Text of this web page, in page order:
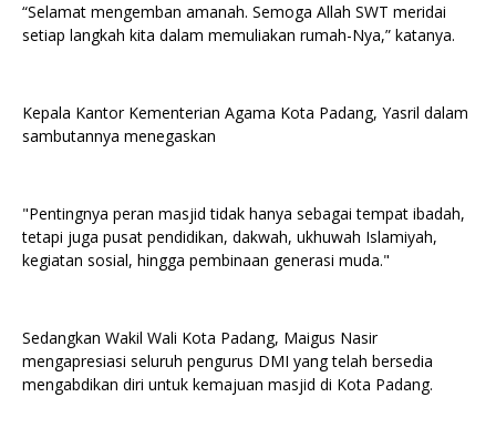
“Selamat mengemban amanah. Semoga Allah SWT meridai
setiap langkah kita dalam memuliakan rumah-Nya,” katanya.
Kepala Kantor Kementerian Agama Kota Padang, Yasril dalam
sambutannya menegaskan
"Pentingnya peran masjid tidak hanya sebagai tempat ibadah,
tetapi juga pusat pendidikan, dakwah, ukhuwah Islamiyah,
kegiatan sosial, hingga pembinaan generasi muda."
Sedangkan Wakil Wali Kota Padang, Maigus Nasir
mengapresiasi seluruh pengurus DMI yang telah bersedia
mengabdikan diri untuk kemajuan masjid di Kota Padang.